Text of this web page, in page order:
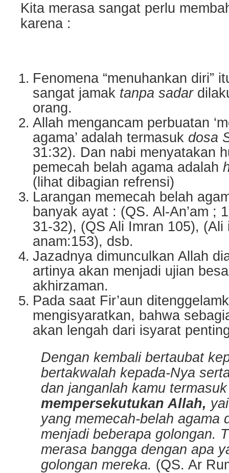
Kita merasa sangat perlu
karena :
Fenomena “menuhankan diri”
sangat jamak tanpa sadar
orang.
Allah mengancam perbuatan
agama’ adalah termasuk dosa
31:32). Dan nabi menyatakan
pemecah belah agama adalah
(lihat dibagian refrensi)
Larangan memecah belah
banyak ayat : (QS. Al-An’am ;
31-32), (QS Ali Imran 105), (Ali
anam:153), dsb.
Jazadnya dimunculkan Allah
artinya akan menjadi ujian
akhirzaman.
Pada saat Fir’aun
mengisyaratkan, bahwa
akan lengah dari isyarat
Dengan kembali bertaubat
bertakwalah kepada-Nya
dan janganlah kamu
mempersekutukan Allah,
yang memecah-belah agama
menjadi beberapa golongan.
merasa bangga dengan apa
golongan mereka. (QS. Ar